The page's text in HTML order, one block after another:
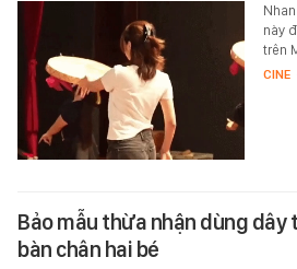
này
trên
CINE
Bảo mẫu thừa nhận dùng dây
bàn chân hai bé